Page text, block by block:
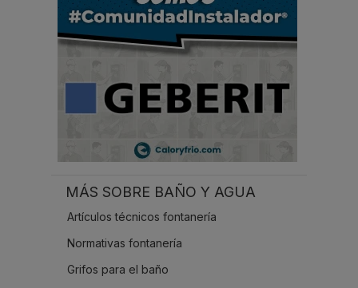
MÁS SOBRE BAÑO Y AGUA
Artículos técnicos fontanería
Normativas fontanería
Grifos para el baño